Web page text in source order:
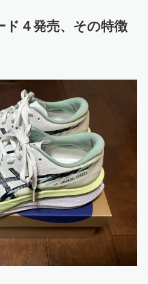
４発売、その特徴